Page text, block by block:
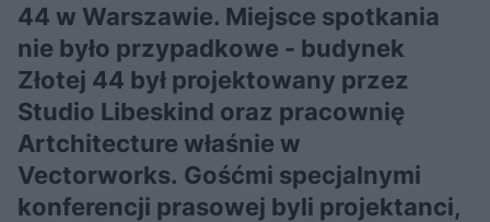
44 w Warszawie. Miejsce spotkania
nie było przypadkowe - budynek
Złotej 44 był projektowany przez
Studio Libeskind oraz pracownię
Artchitecture właśnie w
Vectorworks. Gośćmi specjalnymi
konferencji prasowej byli projektanci,